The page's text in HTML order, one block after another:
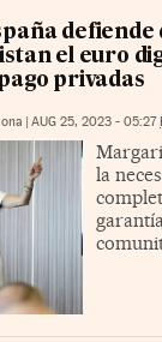
defiende
el euro
privadas
AUG 25, 2023 - 05:27
la